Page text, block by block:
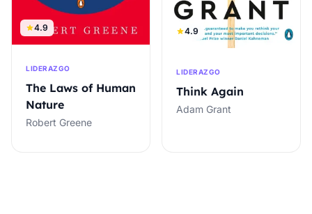
4.9
LIDERAZGO
The Laws of Human
Nature
Robert Greene
4.9
LIDERAZGO
Think Again
Adam Grant